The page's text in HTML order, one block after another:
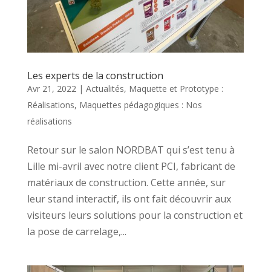
Les experts de la construction
Avr 21, 2022 | Actualités, Maquette et Prototype :
Réalisations, Maquettes pédagogiques : Nos
réalisations
Retour sur le salon NORDBAT qui s’est tenu à
Lille mi-avril avec notre client PCI, fabricant de
matériaux de construction. Cette année, sur
leur stand interactif, ils ont fait découvrir aux
visiteurs leurs solutions pour la construction et
la pose de carrelage,...